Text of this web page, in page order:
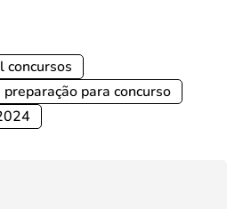
concursos
preparação para concurso